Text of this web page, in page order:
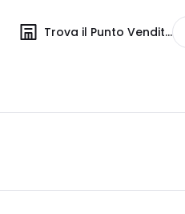
Trova il Punto Vendita